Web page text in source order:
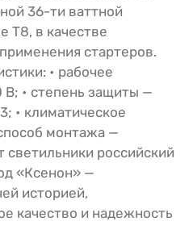
36-ти ваттной
Т8, в качестве
стартеров.
• рабочее
• степень защиты —
• климатическое
монтажа —
светильники российский
«Ксенон» —
историей,
качество и надежность